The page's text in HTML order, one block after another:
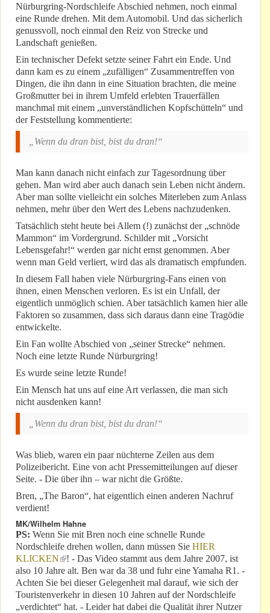
Nürburgring-Nordschleife Abschied nehmen, noch einmal
eine Runde drehen. Mit dem Automobil. Und das sicherlich
genussvoll, noch einmal den Reiz von Strecke und
Landschaft genießen.
Ein technischer Defekt setzte seiner Fahrt ein Ende. Und
dann kam es zu einem „zufälligen“ Zusammentreffen von
Dingen, die ihn dann in eine Situation brachten, die meine
Großmutter bei in ihrem Umfeld erlebten Trauerfällen
manchmal mit einem „unverständlichen Kopfschütteln“ und
der Feststellung kommentierte:
„Wenn du dran bist, bist du dran!“
Man kann danach nicht einfach zur Tagesordnung über
gehen. Man wird aber auch danach sein Leben nicht ändern.
Aber man sollte vielleicht ein solches Miterleben zum Anlass
nehmen, mehr über den Wert des Lebens nachzudenken.
Tatsächlich steht heute bei Allem (!) zunächst der „schnöde
Mammon“ im Vordergrund. Schilder mit „Vorsicht
Lebensgefahr!“ werden gar nicht ernst genommen. Aber
wenn man Geld verliert, wird das als dramatisch empfunden.
In diesem Fall haben viele Nürburgring-Fans einen von
ihnen, einen Menschen verloren. Es ist ein Unfall, der
eigentlich unmöglich schien. Aber tatsächlich kamen hier alle
Faktoren so zusammen, dass sich daraus dann eine Tragödie
entwickelte.
Ein Fan wollte Abschied von „seiner Strecke“ nehmen.
Noch eine letzte Runde Nürburgring!
Es wurde seine letzte Runde!
Ein Mensch hat uns auf eine Art verlassen, die man sich
nicht ausdenken kann!
„Wenn du dran bist, bist du dran!“
Was blieb, waren ein paar nüchterne Zeilen aus dem
Polizeibericht. Eine von acht Pressemitteilungen auf dieser
Seite. - Die über ihn – war nicht die Größte.
Bren, „The Baron“, hat eigentlich einen anderen Nachruf
verdient!
MK/Wilhelm Hahne
PS: Wenn Sie mit Bren noch eine schnelle Runde
Nordschleife drehen wollen, dann müssen Sie HIER
KLICKEN(link is external)
! - Das Video stammt aus dem Jahre 2007, ist
also 10 Jahre alt. Ben war da 38 und fuhr eine Yamaha R1. -
Achten Sie bei dieser Gelegenheit mal darauf, wie sich der
Touristenverkehr in diesen 10 Jahren auf der Nordschleife
„verdichtet“ hat. - Leider hat dabei die Qualität ihrer Nutzer